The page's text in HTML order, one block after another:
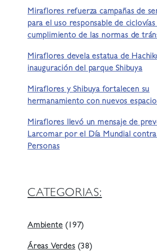
Miraflores refuerza campañas de
para el uso responsable de
cumplimiento de las normas de
Miraflores devela estatua de
inauguración del parque Shibuya
Miraflores y Shibuya fortalecen su
hermanamiento con nuevos
Miraflores llevó un mensaje de
Larcomar por el Día Mundial
Personas
CATEGORIAS:
Ambiente(197)
Áreas Verdes(38)